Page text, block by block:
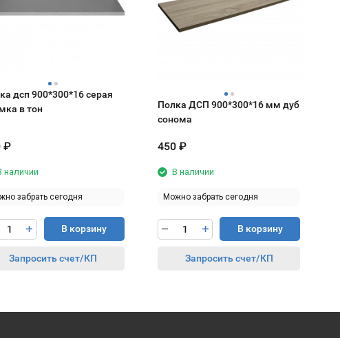
дсп 900*300*16 серая
в тон
₽
наличии
забрать сегодня
В корзину
Запросить счет/КП
Полка ДСП 900*300*16 мм дуб
сонома
450 ₽
В наличии
Можно забрать сегодня
В корзину
Запросить счет/КП